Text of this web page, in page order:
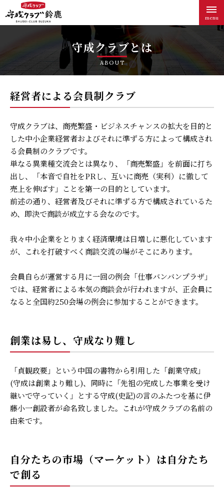
menu
守成クラブとは
ABOUT
経営者による会員制クラブ
守成クラブは、商売繁盛・ビジネスチャンスの拡大を目的と
した中小企業経営者およびそれに準ずる方によって構成され
る会員制のクラブです。
単なる異業種交流会とは異なり、「商売繁盛」を前面に打ち
出し、「本音で自社をPRし、互いに商売（実利）に徹して
売上を伸ばす」ことを第一の目的としています。
前述の通り、経営者及びそれに準ずる方で構成されているた
め、即決で商談が成立する会なのです。
我々中小企業をとりまく経済環境は日増しに悪化しています
が、これを打破すべく商談交流の場がそこにあります。
会員自らが運営する月に一回の例会「仕事バンバンプラザ」
では、経営者による本気の商談会が行われますが、正会員に
なると全国約250会場の例会に参加することができます。
創業は易し、守成なり難し
「貞観政要」という中国の書物から引用した「創業守成」
(守成は創業より難し)、同時に「先祖の完成した事業を受け
継いで守っていく」とする守成(史記)の言のふたつを基に伊
藤小一創設者が命名致しました。これが守成クラブの名前の
由来です。
自分たちの市場（マーケット）は自分たち
で創る